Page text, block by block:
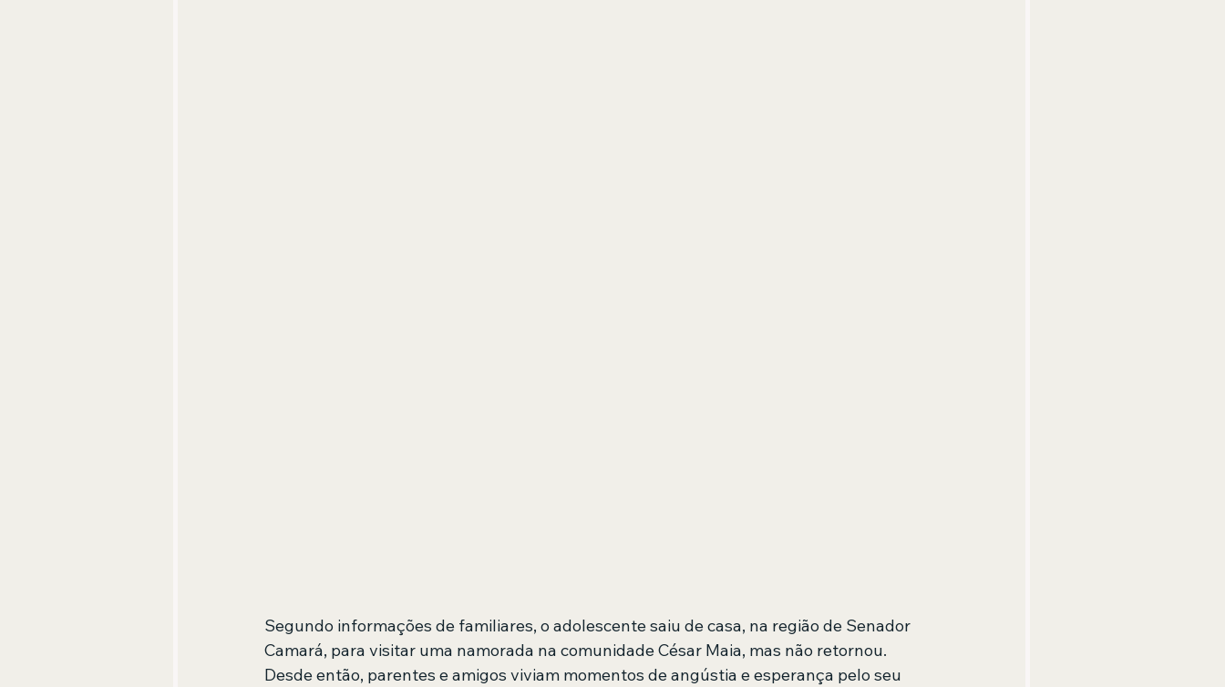
Segundo informações de familiares, o adolescente saiu de casa, na região de Senador
Camará, para visitar uma namorada na comunidade César Maia, mas não retornou.
Desde então, parentes e amigos viviam momentos de angústia e esperança pelo seu